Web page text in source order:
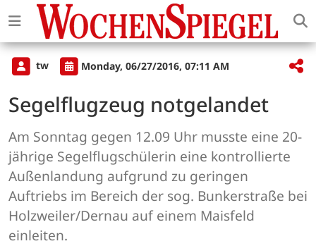
tw Monday, 06/27/2016, 07:11 AM
Segelflugzeug notgelandet
Am Sonntag gegen 12.09 Uhr musste eine 20-
jährige Segelflugschülerin eine kontrollierte
Außenlandung aufgrund zu geringen
Auftriebs im Bereich der sog. Bunkerstraße bei
Holzweiler/Dernau auf einem Maisfeld
einleiten.